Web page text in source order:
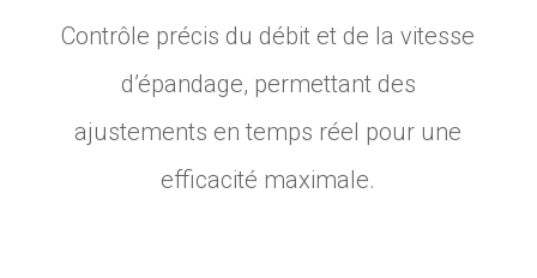
Contrôle précis du débit et de la vitesse
d’épandage, permettant des
ajustements en temps réel pour une
efficacité maximale.